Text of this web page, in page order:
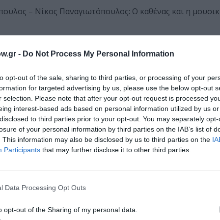
- Do Not Process My Personal Information
opt-out of the sale, sharing to third parties, or processing of your
for targeted advertising by us, please use the below opt-out
selection. Please note that after your opt-out request is processed
interest-based ads based on personal information utilized by us
to third parties prior to your opt-out. You may separately
of your personal information by third parties on the IAB’s list of
This information may also be disclosed by us to third parties on the
Participants that may further disclose it to other third parties.
Data Processing Opt Outs
opt-out of the Sharing of my personal data.
– Νίκος Παναγιωτόπουλος: Ο καθένας και η
«Ποιος παίζει; / Time to Act», το οποίο ρίχνει φως στις
πλαίσιο του αφιερώματος, το Φεστιβάλ διοργανώνει
που έχει εργαστεί σε 14 ταινίες του Τζέιμς Μποντ,
συνεργάτιδά της, Τζεμάιμα ΜακΓουίλιαμς.
πηγή έμπνευσης για την επιτυχημένη σειρά Call
ιστορία του ελληνικού σινεμά, παρουσιάζει
του ηθοποιού.
και Μάκης Γαζής, δίνουν χρήσιμες συμβουλές